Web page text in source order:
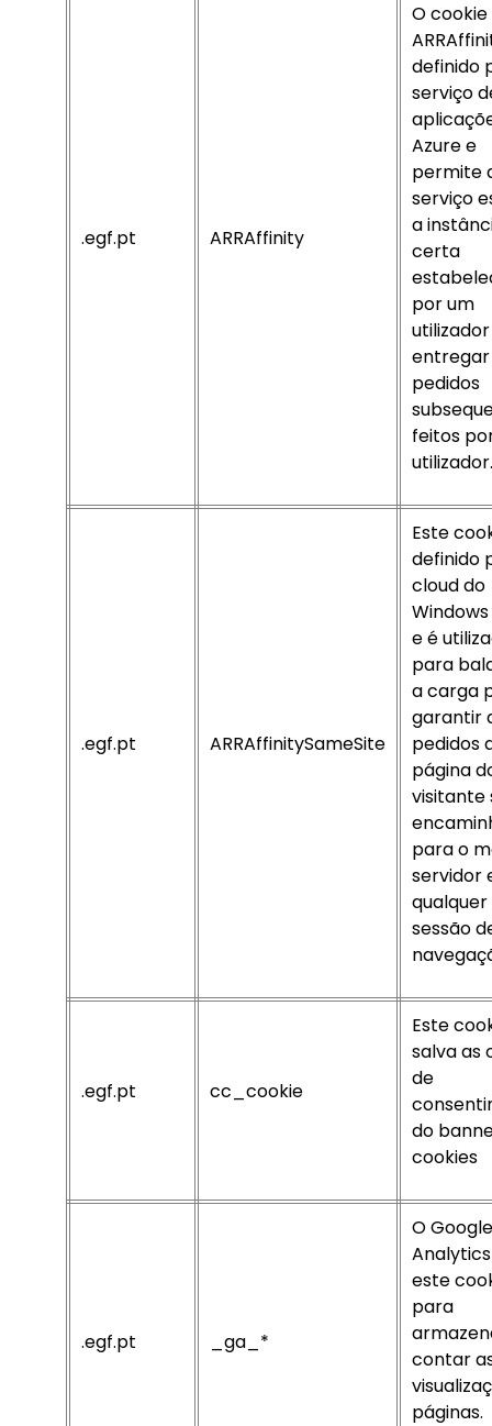
.egf.pt ARRAffinity
O cookie
definido
serviço
Azure e
permite
serviço
a
certa
por um
entregar
pedidos
feitos
utilizador.
.egf.pt ARRAffinitySameSite
Este
definido
cloud do
e é
para
a carga
garantir
pedidos
página
visitante
para o
servidor
qualquer
sessão
.egf.pt cc_cookie
Este
salva as
de
do
cookies
.egf.pt _ga_*
O Google
este
para
contar
páginas.